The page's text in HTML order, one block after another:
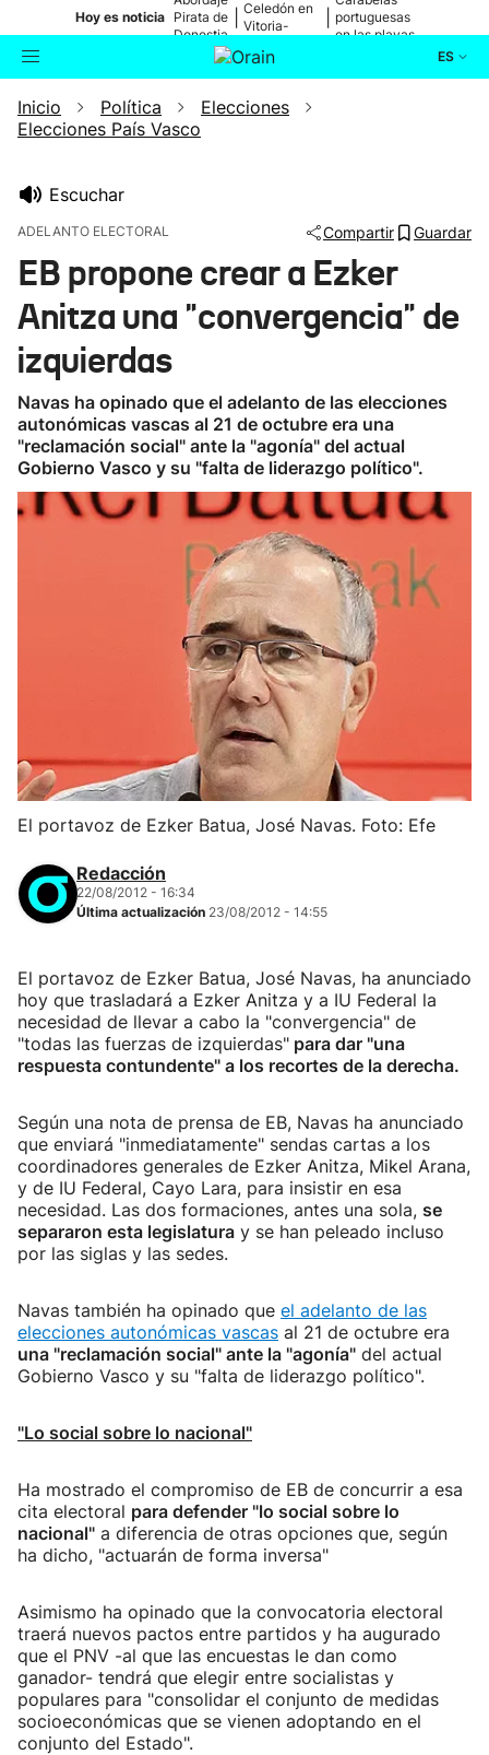
Hoy es noticia Pirata de
Donostia
Celedón en
Vitoria-
portuguesas
en las playas
ES
Buscador Actualidad
Ikusmiran
Inicio Política
Elecciones
Elecciones País Vasco
Escuchar
ADELANTO ELECTORAL Compartir Guardar
EB propone crear a Ezker
Anitza una "convergencia" de
izquierdas
Navas ha opinado que el adelanto de las elecciones
autonómicas vascas al 21 de octubre era una
"reclamación social" ante la "agonía" del actual
Gobierno Vasco y su "falta de liderazgo político".
El portavoz de Ezker Batua, José Navas. Foto: Efe
Redacción
22/08/2012 - 16:34
Última actualización 23/08/2012 - 14:55
El portavoz de Ezker Batua, José Navas, ha anunciado
hoy que trasladará a Ezker Anitza y a IU Federal la
necesidad de llevar a cabo la "convergencia" de
"todas las fuerzas de izquierdas" para dar "una
respuesta contundente" a los recortes de la derecha.
Según una nota de prensa de EB, Navas ha anunciado
que enviará "inmediatamente" sendas cartas a los
coordinadores generales de Ezker Anitza, Mikel Arana,
y de IU Federal, Cayo Lara, para insistir en esa
necesidad. Las dos formaciones, antes una sola, se
separaron esta legislatura y se han peleado incluso
por las siglas y las sedes.
Navas también ha opinado que el adelanto de las
elecciones autonómicas vascas al 21 de octubre era
una "reclamación social" ante la "agonía" del actual
Gobierno Vasco y su "falta de liderazgo político".
"Lo social sobre lo nacional"
Ha mostrado el compromiso de EB de concurrir a esa
cita electoral para defender "lo social sobre lo
nacional" a diferencia de otras opciones que, según
ha dicho, "actuarán de forma inversa"
Asimismo ha opinado que la convocatoria electoral
traerá nuevos pactos entre partidos y ha augurado
que el PNV -al que las encuestas le dan como
ganador- tendrá que elegir entre socialistas y
populares para "consolidar el conjunto de medidas
socioeconómicas que se vienen adoptando en el
conjunto del Estado".